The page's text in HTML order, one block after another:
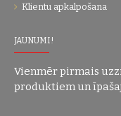
Klientu apkalpošana
JAUNUMI!
Vienmēr pirmais
produktiem un